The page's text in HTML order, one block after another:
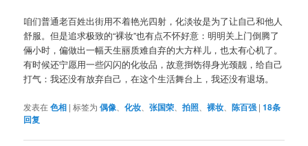
咱们普通老百姓出街用不着艳光四射，化淡妆是为了让自己和他人
舒服。但是追求极致的“裸妆”也有点不怀好意：明明关上门倒腾了
倆小时，偏做出一幅天生丽质难自弃的大方样儿，也太有心机了。
有时候还宁愿用一些闪闪的化妆品，故意捯饬得身光颈靓，给自己
打气：我还没有放弃自己，在这个生活舞台上，我还没有退场。
发表在色相 |标签为 偶像 、化妆 、张国荣 、拍照 、裸妆 、陈百强 |18条
回复